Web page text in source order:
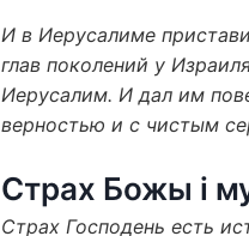
И в Иерусалиме
глав поколений у
Иерусалим. И дал им
верностью и с чистым
Страх Божы і
Страх Господень есть